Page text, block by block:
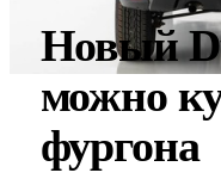
Новый
можно
фургона